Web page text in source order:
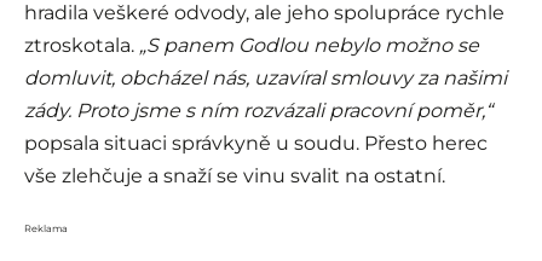
hradila veškeré odvody, ale jeho spolupráce rychle
ztroskotala. „S panem Godlou nebylo možno se
domluvit, obcházel nás, uzavíral smlouvy za našimi
zády. Proto jsme s ním rozvázali pracovní poměr,“
popsala situaci správkyně u soudu. Přesto herec
vše zlehčuje a snaží se vinu svalit na ostatní.
Reklama